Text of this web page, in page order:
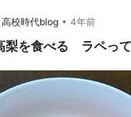
ーズン、ナッツを入れ
しても、お酒のおつまみ
校時代blog • 4年前
梨を食べる ラペっ